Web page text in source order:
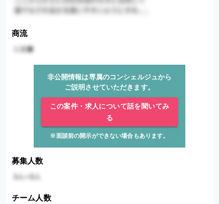
商流
非公開情報は専属のコンシェルジュから
ご説明させていただきます。
この案件・求人について話を聞いてみ
る
※面談前の開示ができない場合もあります。
募集人数
チーム人数